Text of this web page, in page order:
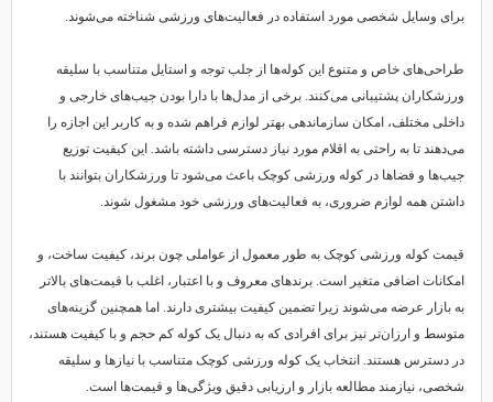
برای وسایل شخصی مورد استفاده در فعالیت‌های ورزشی شناخته می‌شوند.
طراحی‌های خاص و متنوع این کوله‌ها از جلب توجه و استایل متناسب با سلیقه
ورزشکاران پشتیبانی می‌کنند. برخی از مدل‌ها با دارا بودن جیب‌های خارجی و
داخلی مختلف، امکان سازماندهی بهتر لوازم فراهم شده و به کاربر این اجازه را
می‌دهند تا به راحتی به اقلام مورد نیاز دسترسی داشته باشد. این کیفیت توزیع
جیب‌ها و فضاها در کوله ورزشی کوچک باعث می‌شود تا ورزشکاران بتوانند با
داشتن همه لوازم ضروری، به فعالیت‌های ورزشی خود مشغول شوند.
قیمت کوله ورزشی کوچک به طور معمول از عواملی چون برند، کیفیت ساخت، و
امکانات اضافی متغیر است. برندهای معروف و با اعتبار، اغلب با قیمت‌های بالاتر
به بازار عرضه می‌شوند زیرا تضمین کیفیت بیشتری دارند. اما همچنین گزینه‌های
متوسط و ارزان‌تر نیز برای افرادی که به دنبال یک کوله کم حجم و با کیفیت هستند،
در دسترس هستند. انتخاب یک کوله ورزشی کوچک متناسب با نیازها و سلیقه
شخصی، نیازمند مطالعه بازار و ارزیابی دقیق ویژگی‌ها و قیمت‌ها است.